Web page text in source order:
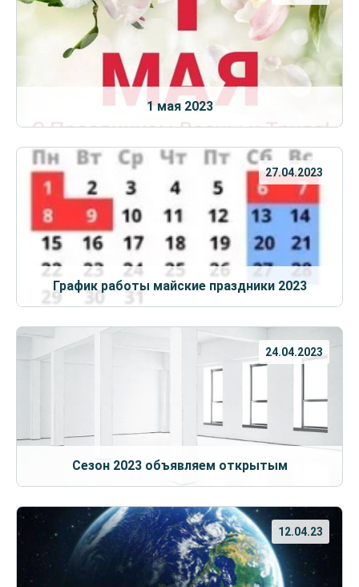
1 мая 2023
27.04.2023
График работы майские праздники 2023
24.04.2023
Сезон 2023 объявляем открытым
12.04.23